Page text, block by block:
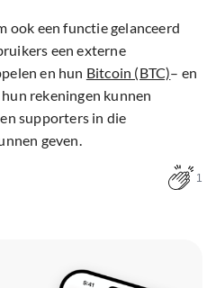
ook een functie gelanceerd
een externe
en hun Bitcoin (BTC)– en
rekeningen kunnen
supporters in die
geven.
1